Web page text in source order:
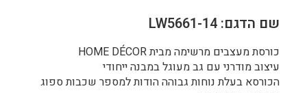
שם הדגם: LW5661-14
כורסת מעצבים מרשימה מבית HOME DÉCOR
עיצוב מודרני עם גב מעוגל במבנה ייחודי
הכורסא בעלת נוחות גבוהה הודות למספר שכבות ספוג